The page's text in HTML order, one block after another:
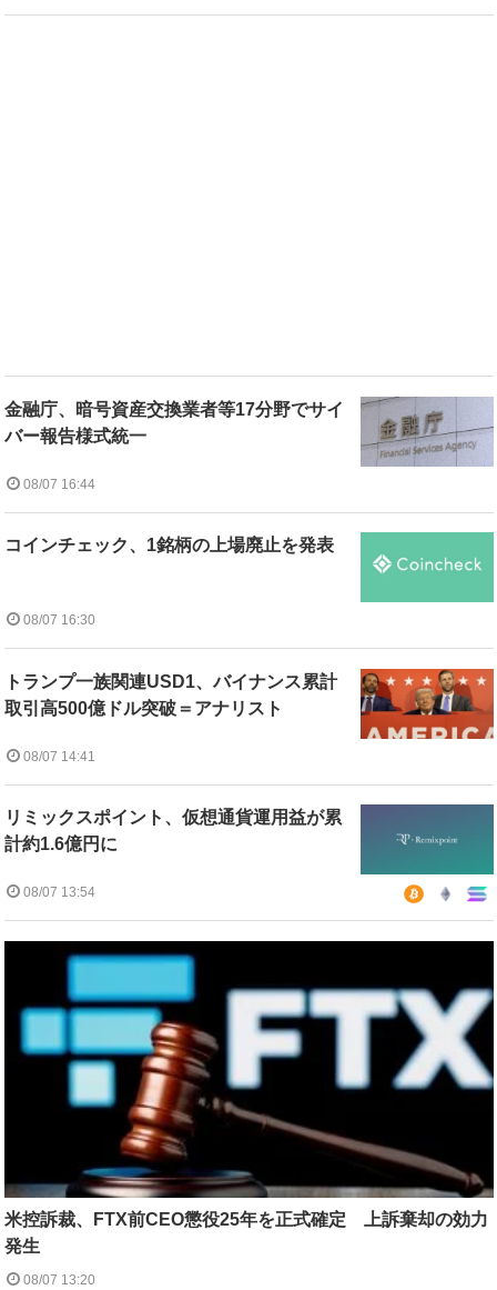
金融庁、暗号資産交換業者等17分野でサイ
バー報告様式統一
08/07 16:44
コインチェック、1銘柄の上場廃止を発表
08/07 16:30
トランプ一族関連USD1、バイナンス累計
取引高500億ドル突破＝アナリスト
08/07 14:41
リミックスポイント、仮想通貨運用益が累
計約1.6億円に
08/07 13:54
米控訴裁、FTX前CEO懲役25年を正式確定 上訴棄却の効力
発生
08/07 13:20